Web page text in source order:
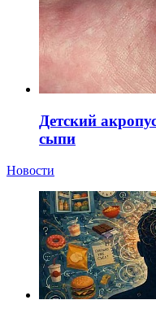
Детский
сыпи
Новости